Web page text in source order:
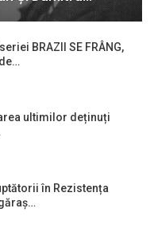
BRAZII SE FRÂNG,
ultimilor deținuți
în Rezistența